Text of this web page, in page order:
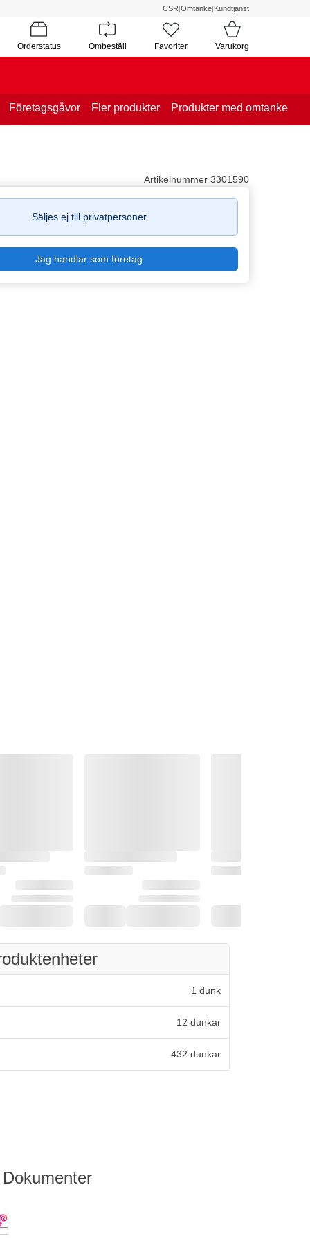
CSR|Omtanke|Kundtjänst
Orderstatus Ombeställ Favoriter Varukorg
Företagsgåvor Fler produkter Produkter med omtanke
Artikelnummer 3301590
Säljes ej till privatpersoner
Jag handlar som företag
1 dunk
12 dunkar
432 dunkar
Dokumenter